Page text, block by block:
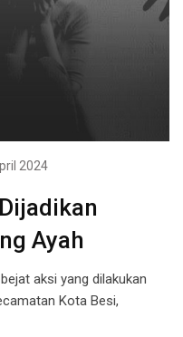
2024
Ayah
aksi yang dilakukan
Kota Besi,